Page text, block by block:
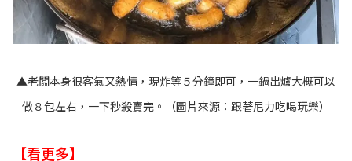
▲老闆本身很客氣又熱情，現炸等５分鐘即可，一鍋出爐大概可以
做８包左右，一下秒殺賣完。（圖片來源： 跟著尼力吃喝玩樂）
【看更多】